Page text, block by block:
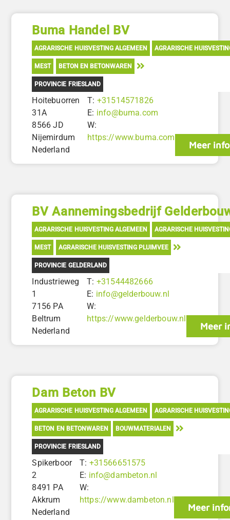
Buma Handel BV
AGRARISCHE HUISVESTING ALGEMEEN AGRARISCHE
MEST BETON EN BETONWAREN
PROVINCIE FRIESLAND
Hoitebuorren
31A
8566 JD
Nijemirdum
Nederland
T: +31514571826
E: info@buma.com
W:
https://www.buma.com
Meer
BV Aannemingsbedrijf
AGRARISCHE HUISVESTING ALGEMEEN AGRARISCHE
MEST AGRARISCHE HUISVESTING PLUIMVEE
PROVINCIE GELDERLAND
Industrieweg
1
7156 PA
Beltrum
Nederland
T: +31544482666
E: info@gelderbouw.nl
W:
https://www.gelderbouw.nl
Meer
Dam Beton BV
AGRARISCHE HUISVESTING ALGEMEEN AGRARISCHE
BETON EN BETONWAREN BOUWMATERIALEN
PROVINCIE FRIESLAND
Spikerboor
2
8491 PA
Akkrum
Nederland
T: +31566651575
E: info@dambeton.nl
W:
https://www.dambeton.nl
Meer